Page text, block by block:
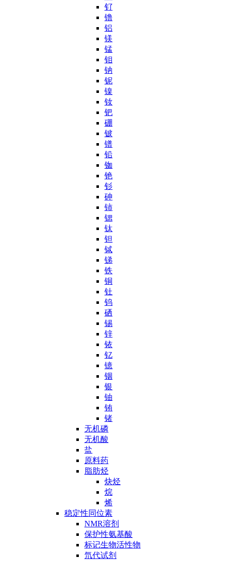
钌
镥
铝
镁
锰
钼
钠
铌
镍
钕
钯
硼
铍
镨
铅
铷
铯
钐
砷
铈
锶
钛
钽
铽
锑
铁
铜
钍
钨
硒
锡
锌
铱
钇
镱
铟
银
铀
铕
锗
无机磷
无机酸
盐
原料药
脂肪烃
炔烃
烷
烯
稳定性同位素
NMR溶剂
保护性氨基酸
标记生物活性物
氘代试剂